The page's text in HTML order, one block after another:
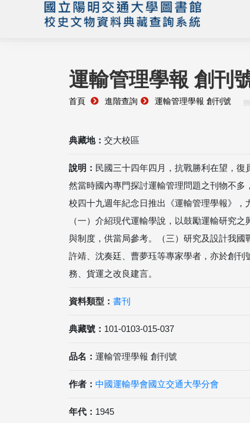
運輸管理學報 創刊
首頁 進階查詢 運輸管理學報 創刊號
典藏地： 交大校區
說明： 民國三十四年四月，抗戰勝利在望，復
然當時國內專門探討運輸管理問題之刊物不多
校四十九週年紀念日推出《運輸管理學報》，
（一）介紹現代運輸學說，以鼓勵運輸研究
與制度，供當局參考。（三）研究及設計我國
許靖、沈奏廷、曹夢珏等專家學者，亦於創
務、貨運之改良建言。
資料類型： 書刊
典藏號： 101-0103-015-037
品名： 運輸管理學報 創刊號
作者： 中國運輸學會國立交通大學分會
年代： 1945